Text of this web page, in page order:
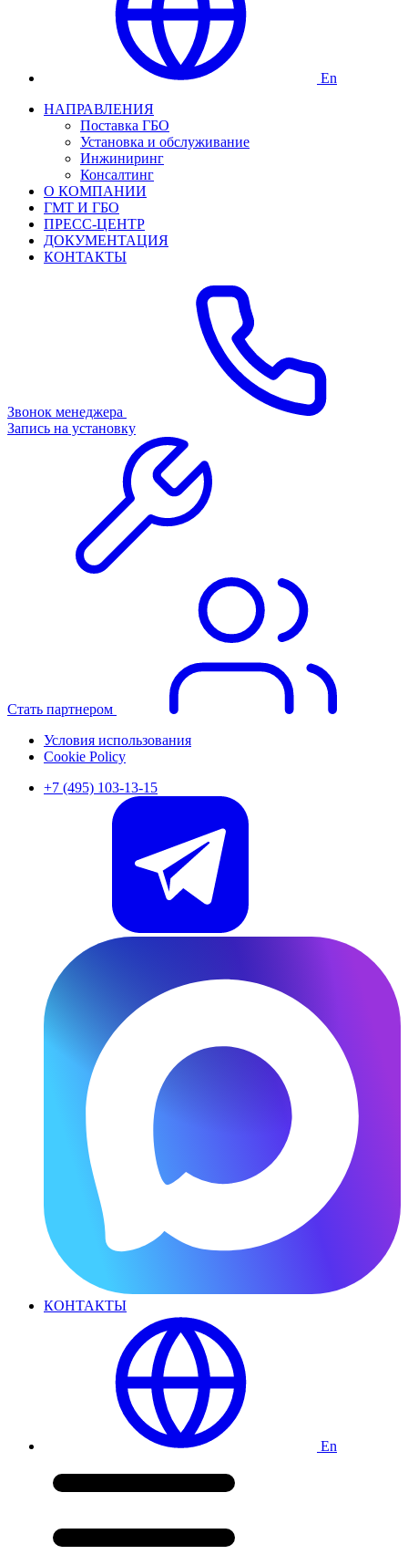
En
НАПРАВЛЕНИЯ
Поставка ГБО
Установка и обслуживание
Инжиниринг
Консалтинг
О КОМПАНИИ
ГМТ И ГБО
ПРЕСС-ЦЕНТР
ДОКУМЕНТАЦИЯ
КОНТАКТЫ
Звонок менеджера
Запись на установку
Стать партнером
Условия использования
Cookie Policy
+7 (495) 103-13-15
КОНТАКТЫ
En